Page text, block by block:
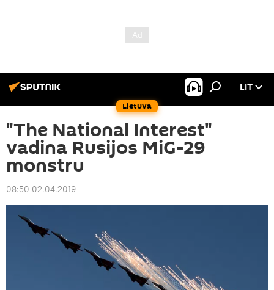
Lietuva
LIT
"The National Interest"
vadina Rusijos MiG-29
monstru
08:50 02.04.2019